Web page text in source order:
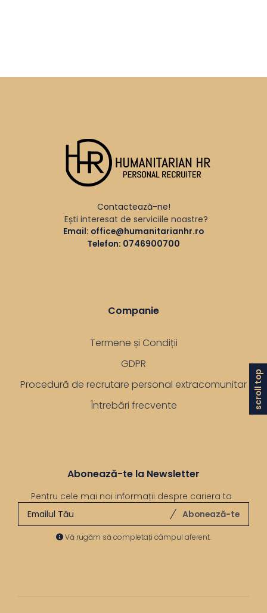
Contactează-ne!
Ești interesat de serviciile noastre?
Email: office@humanitarianhr.ro
Telefon: 0746900700
Companie
Termene și Condiții
GDPR
Procedură de recrutare personal extracomunitar
Întrebări frecvente
Abonează-te la Newsletter
Pentru cele mai noi informații despre cariera ta
Abonează-te
Vă rugăm să completați câmpul aferent.
scroll top